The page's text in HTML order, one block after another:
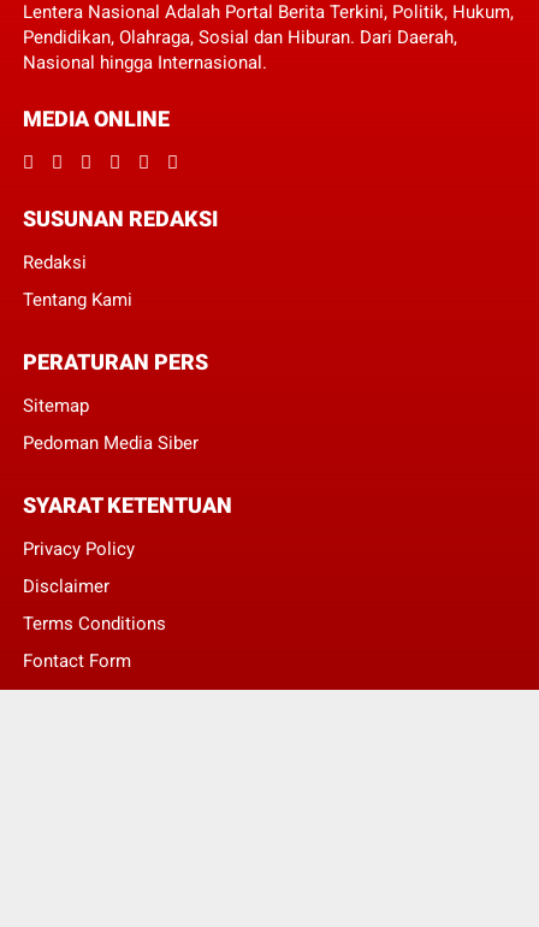
Lentera Nasional Adalah Portal Berita Terkini, Politik, Hukum,
Pendidikan, Olahraga, Sosial dan Hiburan. Dari Daerah,
Nasional hingga Internasional.
MEDIA ONLINE
SUSUNAN REDAKSI
Redaksi
Tentang Kami
PERATURAN PERS
Sitemap
Pedoman Media Siber
SYARAT KETENTUAN
Privacy Policy
Disclaimer
Terms Conditions
Fontact Form